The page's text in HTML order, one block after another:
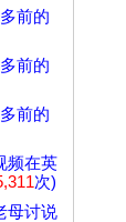
前的
前的
前的
频在英
次)
母讨说